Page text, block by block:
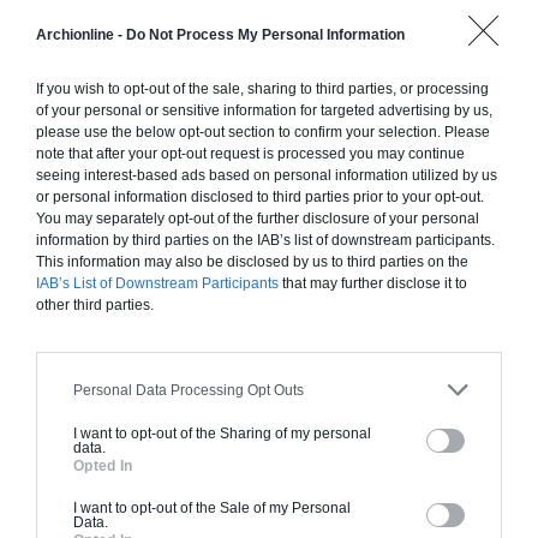
Archionline - Do Not Process My Personal Information
If you wish to opt-out of the sale, sharing to third parties, or processing
of your personal or sensitive information for targeted advertising by us,
please use the below opt-out section to confirm your selection. Please
note that after your opt-out request is processed you may continue
seeing interest-based ads based on personal information utilized by us
or personal information disclosed to third parties prior to your opt-out.
You may separately opt-out of the further disclosure of your personal
information by third parties on the IAB’s list of downstream participants.
This information may also be disclosed by us to third parties on the
IAB’s List of Downstream Participants that may further disclose it to
other third parties.
Personal Data Processing Opt Outs
I want to opt-out of the Sharing of my personal
data.
Opted In
I want to opt-out of the Sale of my Personal
Data.
Construction ossature bois
standards. Construction en ossature bois isolé.
Finitions haut de gamme. Le prix "clé en main"
inclut le gros oeuvre et le second oeuvre (cuisine,
peinture, sols...), mais exclut piscine, jardin et
clôture.
À partir de
177 000€ TTC
Chiffrage estimatif pour : Fondations et normes